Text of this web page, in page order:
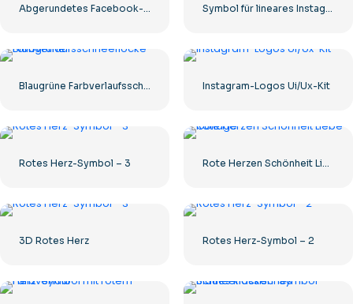
Abgerundetes Facebook-Symbol mit blauem Farbverlauf Symbol für lineares Instagram-Logo mit Farbverlauf
Blaugrüne Farbverlaufsschneeflocke Instagram-Logos Ui/Ux-Kit
Rotes Herz-Symbol – 3 Rote Herzen Schönheit Liebe Collage
3D Rotes Herz Rotes Herz-Symbol – 2